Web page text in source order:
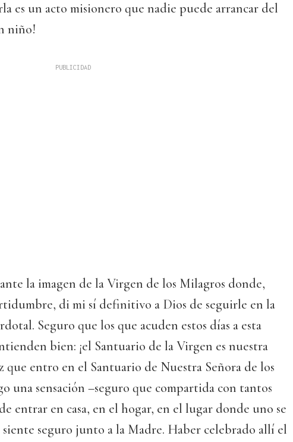
es un acto misionero que nadie puede arrancar del
niño!
la imagen de la Virgen de los Milagros donde,
di mi sí definitivo a Dios de seguirle en la
Seguro que los que acuden estos días a esta
bien: ¡el Santuario de la Virgen es nuestra
que entro en el Santuario de Nuestra Señora de los
una sensación –seguro que compartida con tantos
entrar en casa, en el hogar, en el lugar donde uno se
siente seguro junto a la Madre. Haber celebrado allí el